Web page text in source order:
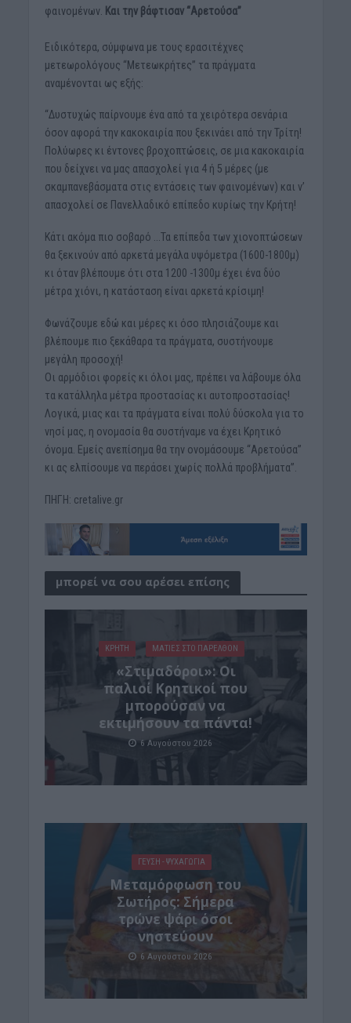
φαινομένων. Και την βάφτισαν “Αρετούσα”
Ειδικότερα, σύμφωνα με τους ερασιτέχνες
μετεωρολόγους “Μετεωκρήτες” τα πράγματα
αναμένονται ως εξής:
“Δυστυχώς παίρνουμε ένα από τα χειρότερα σενάρια
όσον αφορά την κακοκαιρία που ξεκινάει από την Τρίτη!
Πολύωρες κι έντονες βροχοπτώσεις, σε μια κακοκαιρία
που δείχνει να μας απασχολεί για 4 ή 5 μέρες (με
σκαμπανεβάσματα στις εντάσεις των φαινομένων) και ν’
απασχολεί σε Πανελλαδικό επίπεδο κυρίως την Κρήτη!
Κάτι ακόμα πιο σοβαρό …Τα επίπεδα των χιονοπτώσεων
θα ξεκινούν από αρκετά μεγάλα υψόμετρα (1600-1800μ)
κι όταν βλέπουμε ότι στα 1200 -1300μ έχει ένα δύο
μέτρα χιόνι, η κατάσταση είναι αρκετά κρίσιμη!
Φωνάζουμε εδώ και μέρες κι όσο πλησιάζουμε και
βλέπουμε πιο ξεκάθαρα τα πράγματα, συστήνουμε
μεγάλη προσοχή!
Οι αρμόδιοι φορείς κι όλοι μας, πρέπει να λάβουμε όλα
τα κατάλληλα μέτρα προστασίας κι αυτοπροστασίας!
Λογικά, μιας και τα πράγματα είναι πολύ δύσκολα για το
νησί μας, η ονομασία θα συστήναμε να έχει Κρητικό
όνομα. Εμείς ανεπίσημα θα την ονομάσουμε “Αρετούσα”
κι ας ελπίσουμε να περάσει χωρίς πολλά προβλήματα”.
ΠΗΓΗ: cretalive.gr
μπορεί να σου αρέσει επίσης
ΚΡΗΤΗ ΜΑΤΙΕΣ ΣΤΟ ΠΑΡΕΛΘΟΝ
«Στιμαδόροι»: Οι
παλιοί Κρητικοί που
μπορούσαν να
εκτιμήσουν τα πάντα!
6 Αυγούστου 2026
ΓΕΎΣΗ - ΨΥΧΑΓΩΓΊΑ
Μεταμόρφωση του
Σωτήρος: Σήμερα
τρώνε ψάρι όσοι
νηστεύουν
6 Αυγούστου 2026